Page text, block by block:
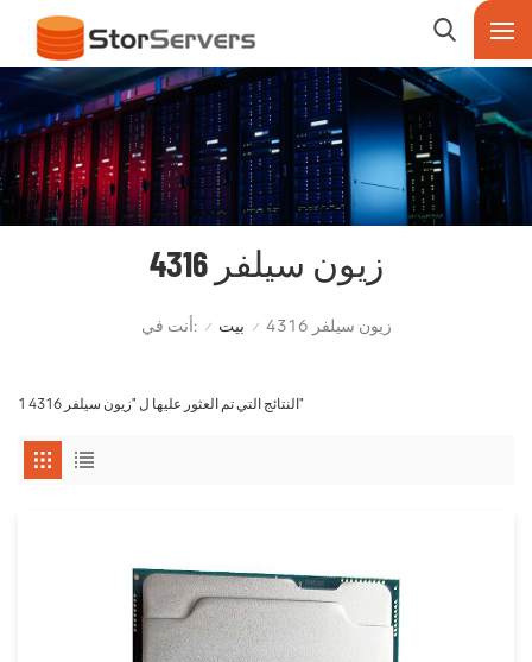
زيون سيلفر 4316
أنت في: / بيت / زيون سيلفر 4316
1 النتائج التي تم العثور عليها ل "زيون سيلفر 4316"